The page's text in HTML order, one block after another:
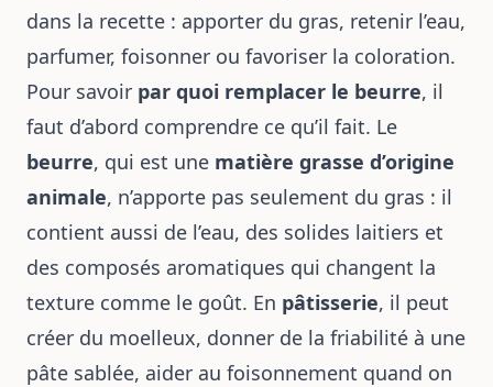
dans la recette : apporter du gras, retenir l’eau,
parfumer, foisonner ou favoriser la coloration.
Pour savoir par quoi remplacer le beurre, il
faut d’abord comprendre ce qu’il fait. Le
beurre, qui est une matière grasse d’origine
animale, n’apporte pas seulement du gras : il
contient aussi de l’eau, des solides laitiers et
des composés aromatiques qui changent la
texture comme le goût. En pâtisserie, il peut
créer du moelleux, donner de la friabilité à une
pâte sablée, aider au foisonnement quand on